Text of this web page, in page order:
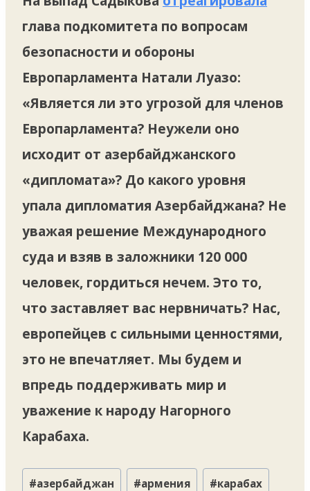
глава подкомитета по вопросам
безопасности и обороны
Европарламента Натали Луазо:
«Является ли это угрозой для членов
Европарламента? Неужели оно
исходит от азербайджанского
«дипломата»? До какого уровня
упала дипломатия Азербайджана? Не
уважая решение Международного
суда и взяв в заложники 120 000
человек, гордиться нечем. Это то,
что заставляет вас нервничать? Нас,
европейцев с сильными ценностями,
это не впечатляет. Мы будем и
впредь поддерживать мир и
уважение к народу Нагорного
Карабаха.
Метки
#азербайджан #армения #карабах